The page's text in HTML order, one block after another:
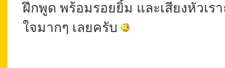
ฝึกพูด พร้อมรอยยิ้ม และเสียงหัวเ
ใจมากๆ เลยครับ